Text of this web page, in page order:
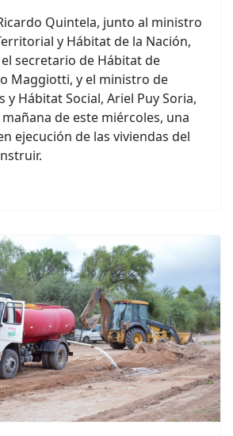
Quintela, junto al ministro
y Hábitat de la Nación,
secretario de Hábitat de
Maggiotti, y el ministro de
y Hábitat Social, Ariel Puy Soria,
de este miércoles, una
ejecución de las viviendas del